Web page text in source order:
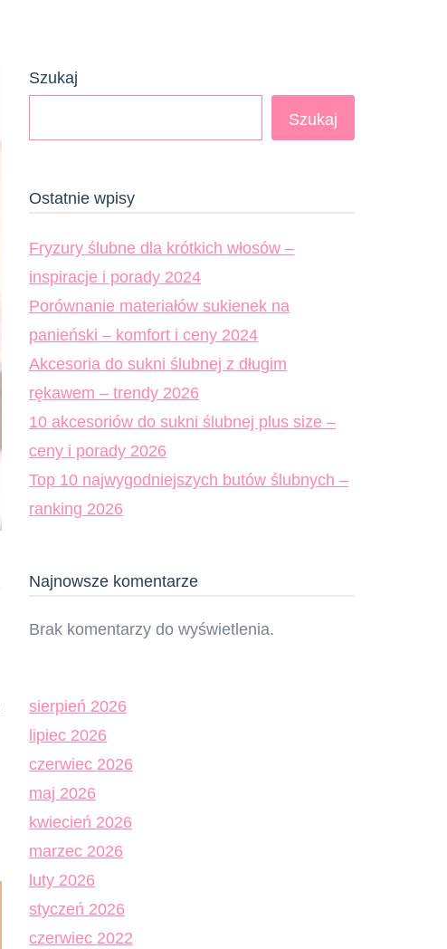
Szukaj
Szukaj
Ostatnie wpisy
Fryzury ślubne dla krótkich włosów –
inspiracje i porady 2024
Porównanie materiałów sukienek na
panieński – komfort i ceny 2024
Akcesoria do sukni ślubnej z długim
rękawem – trendy 2026
10 akcesoriów do sukni ślubnej plus size –
ceny i porady 2026
Top 10 najwygodniejszych butów ślubnych –
ranking 2026
Najnowsze komentarze
Brak komentarzy do wyświetlenia.
sierpień 2026
lipiec 2026
czerwiec 2026
maj 2026
kwiecień 2026
marzec 2026
luty 2026
styczeń 2026
czerwiec 2022